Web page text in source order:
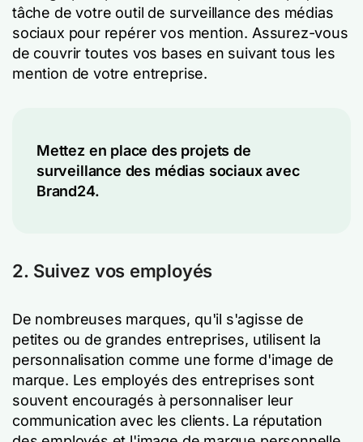
tâche de votre outil de surveillance des médias
sociaux pour repérer vos mention. Assurez-vous
de couvrir toutes vos bases en suivant tous les
mention de votre entreprise.
Mettez en place des projets de
surveillance des médias sociaux avec
Brand24.
2. Suivez vos employés
De nombreuses marques, qu'il s'agisse de
petites ou de grandes entreprises, utilisent la
personnalisation comme une forme d'image de
marque. Les employés des entreprises sont
souvent encouragés à personnaliser leur
communication avec les clients. La réputation